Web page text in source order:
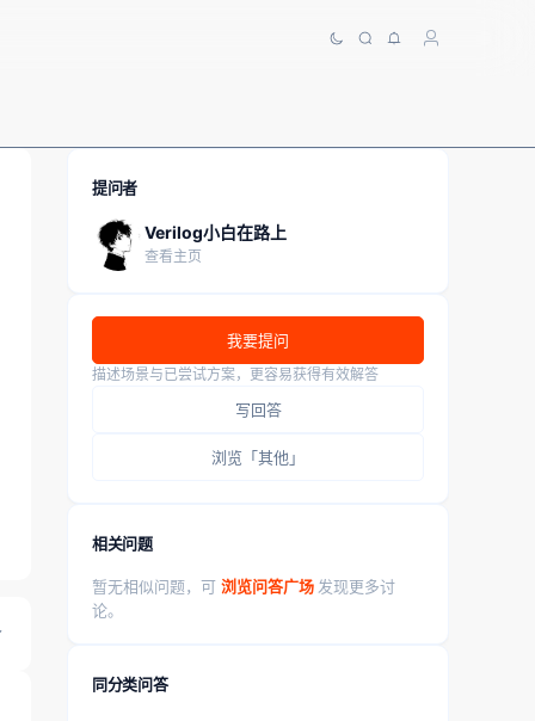
提问者
Verilog小白在路上
查看主页
我要提问
描述场景与已尝试方案，更容易获得有效解答
写回答
浏览「其他」
相关问题
暂无相似问题，可 浏览问答广场 发现更多讨
论。
同分类问答